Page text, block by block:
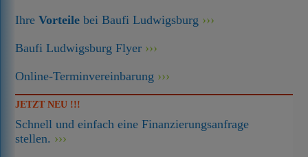
IhreVorteile bei Baufi Ludwigsburg
Baufi Ludwigsburg Flyer
Online-Terminvereinbarung
JETZT NEU !!!
Schnell und einfach eine Finanzierungsanfrage
stellen.